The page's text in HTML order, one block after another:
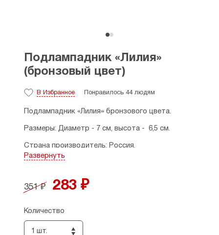
Подлампадник «Лилия»
(бронзовый цвет)
В Избранное Понравилось 44 людям
Подлампадник «Лилия» бронзового цвета.
Размеры: Диаметр - 7 см, высота - 6,5 см.
Страна производитель: Россия.
Развернуть
351 ₽ 283 ₽
Количество
1 шт.